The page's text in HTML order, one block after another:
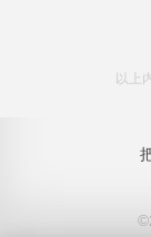
以上